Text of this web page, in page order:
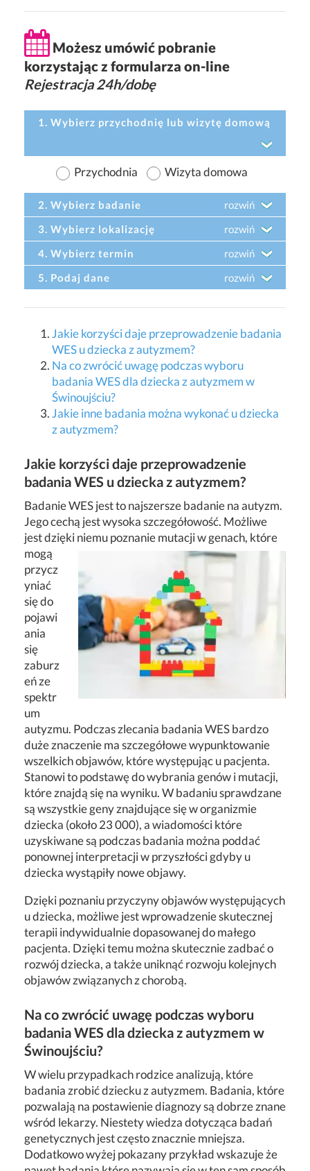
Możesz umówić pobranie
korzystając z formularza on-line
Rejestracja 24h/dobę
1. Wybierz przychodnię lub wizytę domową
Przychodnia Wizyta domowa
2. Wybierz badanie
rozwiń
3. Wybierz lokalizację
rozwiń
4. Wybierz termin
rozwiń
5. Podaj dane
rozwiń
Jakie korzyści daje przeprowadzenie badania
WES u dziecka z autyzmem?
Na co zwrócić uwagę podczas wyboru
badania WES dla dziecka z autyzmem w
Świnoujściu?
Jakie inne badania można wykonać u dziecka
z autyzmem?
Jakie korzyści daje przeprowadzenie
badania WES u dziecka z autyzmem?
Badanie WES jest to najszersze badanie na autyzm.
Jego cechą jest wysoka szczegółowość. Możliwe
jest dzięki niemu poznanie mutacji w genach, które
mogą
przycz
yniać
się do
pojawi
ania
się
zaburz
eń ze
spektr
um
autyzmu. Podczas zlecania badania WES bardzo
duże znaczenie ma szczegółowe wypunktowanie
wszelkich objawów, które występując u pacjenta.
Stanowi to podstawę do wybrania genów i mutacji,
które znajdą się na wyniku. W badaniu sprawdzane
są wszystkie geny znajdujące się w organizmie
dziecka (około 23 000), a wiadomości które
uzyskiwane są podczas badania można poddać
ponownej interpretacji w przyszłości gdyby u
dziecka wystąpiły nowe objawy.
Dzięki poznaniu przyczyny objawów występujących
u dziecka, możliwe jest wprowadzenie skutecznej
terapii indywidualnie dopasowanej do małego
pacjenta. Dzięki temu można skutecznie zadbać o
rozwój dziecka, a także uniknąć rozwoju kolejnych
objawów związanych z chorobą.
Na co zwrócić uwagę podczas wyboru
badania WES dla dziecka z autyzmem w
Świnoujściu?
W wielu przypadkach rodzice analizują, które
badania zrobić dziecku z autyzmem. Badania, które
pozwalają na postawienie diagnozy są dobrze znane
wśród lekarzy. Niestety wiedza dotycząca badań
genetycznych jest często znacznie mniejsza.
Dodatkowo wyżej pokazany przykład wskazuje że